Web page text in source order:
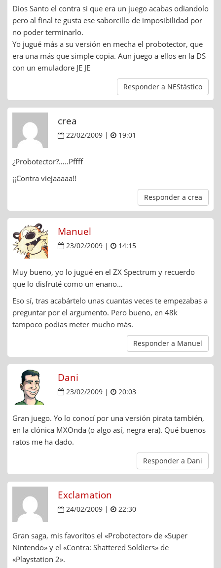
Dios Santo el contra si que era un juego acabas odiandolo
pero al final te gusta ese saborcillo de imposibilidad por
no poder terminarlo.
Yo jugué más a su versión en mecha el probotector, que
era una más que simple copia. Aun juego a ellos en la DS
con un emuladore JE JE
Responder a NEStástico
crea
22/02/2009 | 19:01
¿Probotector?…..Pffff
¡¡Contra viejaaaaa!!
Responder a crea
Manuel
23/02/2009 | 14:15
Muy bueno, yo lo jugué en el ZX Spectrum y recuerdo
que lo disfruté como un enano…
Eso sí, tras acabártelo unas cuantas veces te empezabas a
preguntar por el argumento. Pero bueno, en 48k
tampoco podías meter mucho más.
Responder a Manuel
Dani
23/02/2009 | 20:03
Gran juego. Yo lo conocí por una versión pirata también,
en la clónica MXOnda (o algo así, negra era). Qué buenos
ratos me ha dado.
Responder a Dani
Exclamation
24/02/2009 | 22:30
Gran saga, mis favoritos el «Probotector» de «Super
Nintendo» y el «Contra: Shattered Soldiers» de
«Playstation 2».